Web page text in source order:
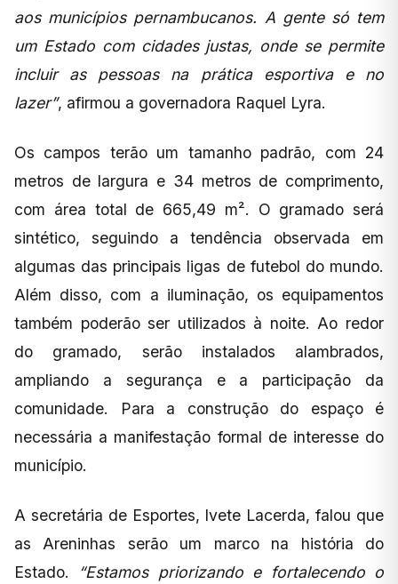
aos municípios pernambucanos. A gente só tem
um Estado com cidades justas, onde se permite
incluir as pessoas na prática esportiva e no
lazer”, afirmou a governadora Raquel Lyra.
Os campos terão um tamanho padrão, com 24
metros de largura e 34 metros de comprimento,
com área total de 665,49 m². O gramado será
sintético, seguindo a tendência observada em
algumas das principais ligas de futebol do mundo.
Além disso, com a iluminação, os equipamentos
também poderão ser utilizados à noite. Ao redor
do gramado, serão instalados alambrados,
ampliando a segurança e a participação da
comunidade. Para a construção do espaço é
necessária a manifestação formal de interesse do
município.
A secretária de Esportes, Ivete Lacerda, falou que
as Areninhas serão um marco na história do
Estado. “Estamos priorizando e fortalecendo o